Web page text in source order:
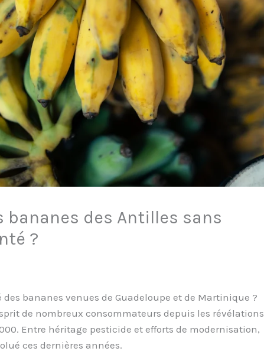
bananes des Antilles sans
?
bananes venues de Guadeloupe et de Martinique ?
de nombreux consommateurs depuis les révélations
Entre héritage pesticide et efforts de modernisation,
ces dernières années.